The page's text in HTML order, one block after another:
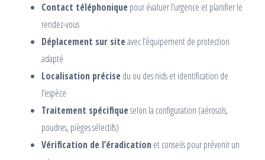
Contact téléphonique pour évaluer l’urgence et planifier le
rendez-vous
Déplacement sur siteavec l’équipement de protection
adapté
Localisation précise du ou des nids et identification de
l’espèce
Traitement spécifiqueselon la configuration (aérosols,
poudres, pièges sélectifs)
Vérification de l’éradication et conseils pour prévenir un